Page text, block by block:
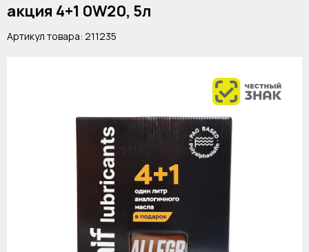
акция 4+1 0W20, 5л
Артикул товара: 211235